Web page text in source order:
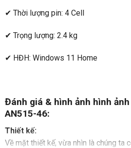
✔ Thời lượng pin: 4 Cell
✔ Trọng lượng: 2.4 kg
✔ HĐH: Windows 11 Home
Đánh giá & hình ảnh hình
AN515-46:
Thiết kế:
Về mặt thiết kế, vừa nhìn là chúng ta